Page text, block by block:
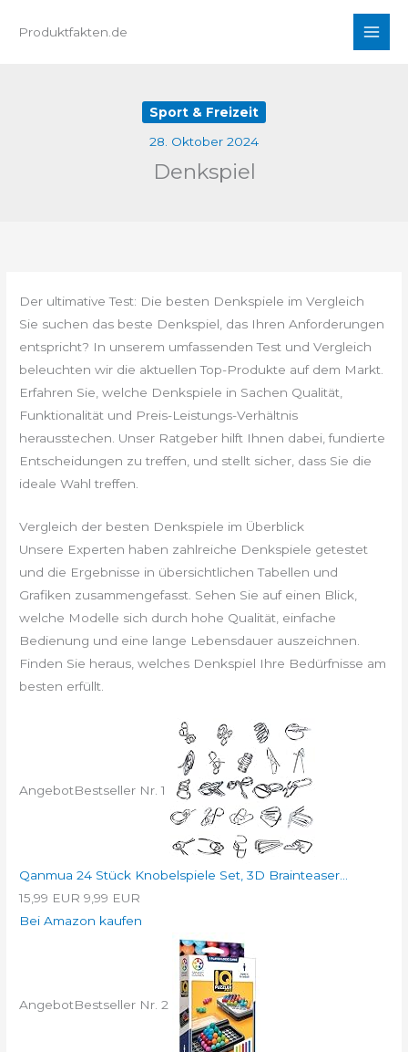
InhaltProduktfakten.de
Sport & Freizeit
28. Oktober 2024
Denkspiel
Der ultimative Test: Die besten Denkspiele im Vergleich
Sie suchen das beste Denkspiel, das Ihren Anforderungen
entspricht? In unserem umfassenden Test und Vergleich
beleuchten wir die aktuellen Top-Produkte auf dem Markt.
Erfahren Sie, welche Denkspiele in Sachen Qualität,
Funktionalität und Preis-Leistungs-Verhältnis
herausstechen. Unser Ratgeber hilft Ihnen dabei, fundierte
Entscheidungen zu treffen, und stellt sicher, dass Sie die
ideale Wahl treffen.
Vergleich der besten Denkspiele im Überblick
Unsere Experten haben zahlreiche Denkspiele getestet
und die Ergebnisse in übersichtlichen Tabellen und
Grafiken zusammengefasst. Sehen Sie auf einen Blick,
welche Modelle sich durch hohe Qualität, einfache
Bedienung und eine lange Lebensdauer auszeichnen.
Finden Sie heraus, welches Denkspiel Ihre Bedürfnisse am
besten erfüllt.
AngebotBestseller Nr. 1
Qanmua 24 Stück Knobelspiele Set, 3D Brainteaser...
15,99 EUR 9,99 EUR
Bei Amazon kaufen
AngebotBestseller Nr. 2